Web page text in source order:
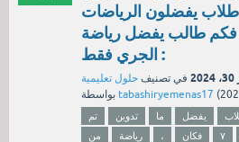
و ٤ طلاب يفضلون الرياضات
فكم طالب يفضل رياضة
الجري فقط :
في تصنيف حلول تعليمية
tabashiryemenas17 (
تم تدوين ما يفضل
من
رياضة ، فكان ٧